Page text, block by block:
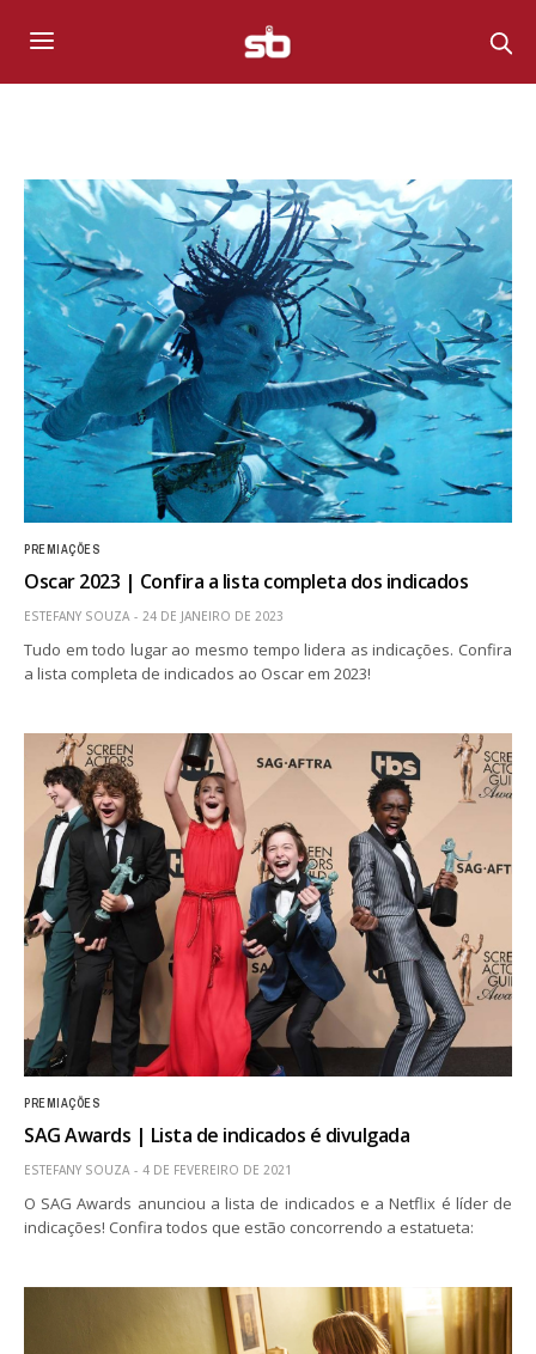
PREMIAÇÕES
Oscar 2023 | Confira a lista completa dos indicados
ESTEFANY SOUZA 24 DE JANEIRO DE 2023
Tudo em todo lugar ao mesmo tempo lidera as indicações. Confira
a lista completa de indicados ao Oscar em 2023!
PREMIAÇÕES
SAG Awards | Lista de indicados é divulgada
ESTEFANY SOUZA 4 DE FEVEREIRO DE 2021
O SAG Awards anunciou a lista de indicados e a Netflix é líder de
indicações! Confira todos que estão concorrendo a estatueta: